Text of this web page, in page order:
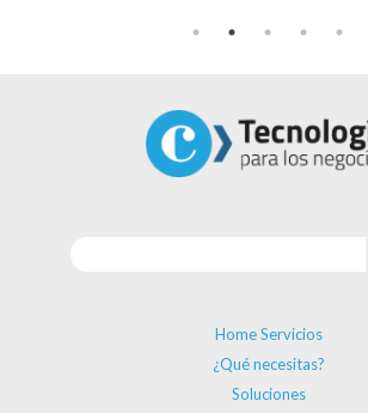
Home Servicios
¿Qué necesitas?
Soluciones